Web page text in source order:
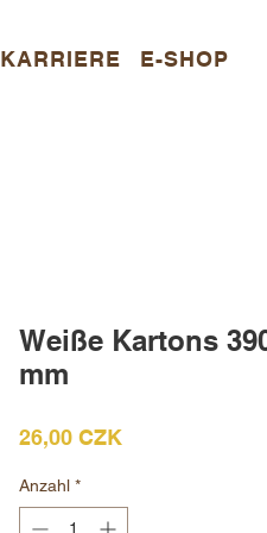
KARRIERE
E-SHOP
Weiße Kartons
mm
26,00 CZKPreis
Anzahl *